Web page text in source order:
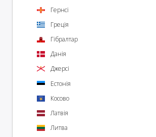
Гернсі
Греція
Гібралтар
Данія
Джерсі
Естонія
Косово
Латвія
Литва